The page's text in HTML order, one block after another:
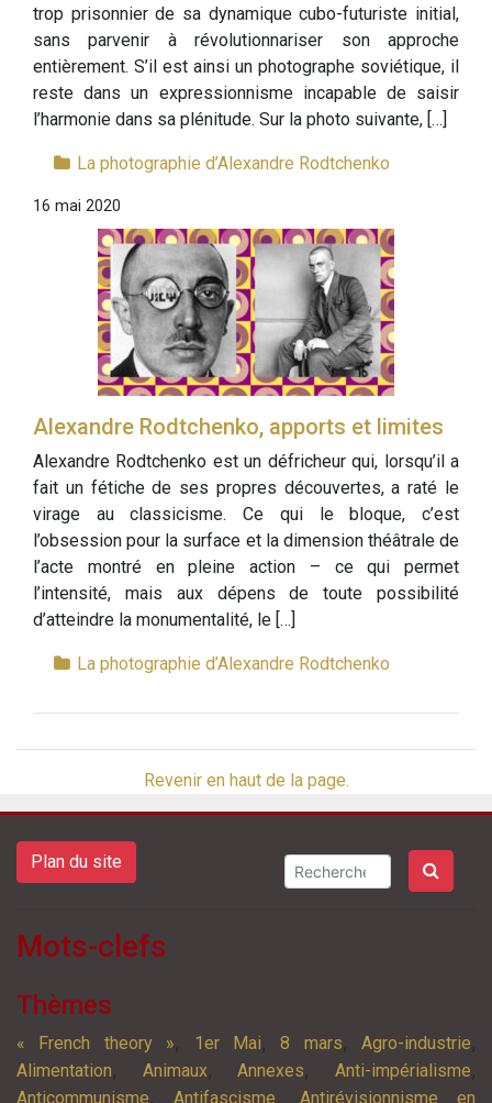
trop prisonnier de sa dynamique cubo-futuriste initial,
sans parvenir à révolutionnariser son approche
entièrement. S’il est ainsi un photographe soviétique, il
reste dans un expressionnisme incapable de saisir
l’harmonie dans sa plénitude. Sur la photo suivante, […]
La photographie d’Alexandre Rodtchenko
16 mai 2020
Alexandre Rodtchenko, apports et limites
Alexandre Rodtchenko est un défricheur qui, lorsqu’il a
fait un fétiche de ses propres découvertes, a raté le
virage au classicisme. Ce qui le bloque, c’est
l’obsession pour la surface et la dimension théâtrale de
l’acte montré en pleine action – ce qui permet
l’intensité, mais aux dépens de toute possibilité
d’atteindre la monumentalité, le […]
La photographie d’Alexandre Rodtchenko
Revenir en haut de la page.
Plan du site
Mots-clefs
Thèmes
« French theory », 1er Mai,8 mars, Agro-industrie,
Alimentation, Animaux,Annexes,Anti-impérialisme,
Anticommunisme Antifascisme Antirévisionnisme en